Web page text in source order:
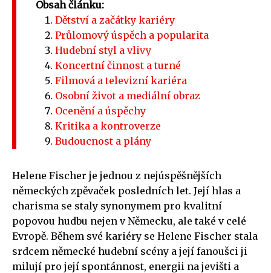
Obsah článku:
Dětství a začátky kariéry
Průlomový úspěch a popularita
Hudební styl a vlivy
Koncertní činnost a turné
Filmová a televizní kariéra
Osobní život a mediální obraz
Ocenění a úspěchy
Kritika a kontroverze
Budoucnost a plány
Helene Fischer je jednou z nejúspěšnějších
německých zpěvaček posledních let. Její hlas a
charisma se staly synonymem pro kvalitní
popovou hudbu nejen v Německu, ale také v celé
Evropě. Během své kariéry se Helene Fischer stala
srdcem německé hudební scény a její fanoušci ji
milují pro její spontánnost, energii na jevišti a